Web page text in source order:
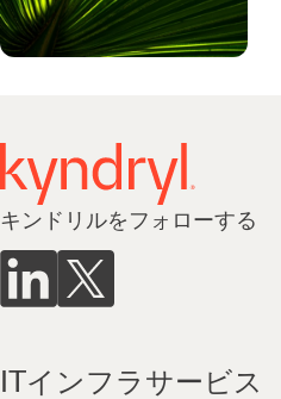
キンドリルをフォローする
ITインフラサービス